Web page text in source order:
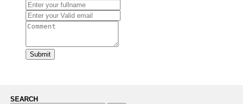
Submit
SEARCH